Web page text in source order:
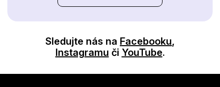
Sledujte nás na Facebooku,
Instagramu či YouTube.